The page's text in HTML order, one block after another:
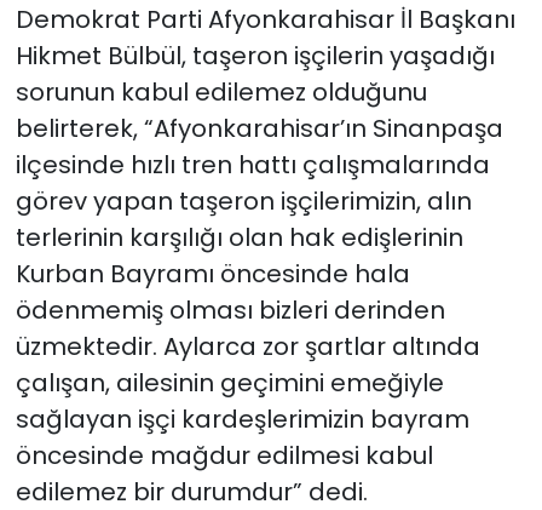
Demokrat Parti Afyonkarahisar İl Başkanı
Hikmet Bülbül, taşeron işçilerin yaşadığı
sorunun kabul edilemez olduğunu
belirterek, “Afyonkarahisar’ın Sinanpaşa
ilçesinde hızlı tren hattı çalışmalarında
görev yapan taşeron işçilerimizin, alın
terlerinin karşılığı olan hak edişlerinin
Kurban Bayramı öncesinde hala
ödenmemiş olması bizleri derinden
üzmektedir. Aylarca zor şartlar altında
çalışan, ailesinin geçimini emeğiyle
sağlayan işçi kardeşlerimizin bayram
öncesinde mağdur edilmesi kabul
edilemez bir durumdur” dedi.